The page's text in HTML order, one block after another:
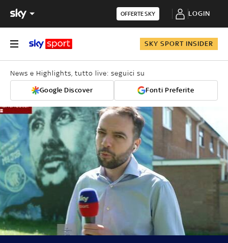
OFFERTE SKY LOGIN
SKY SPORT INSIDER
News e Highlights, tutto live: seguici su
Google Discover Fonti Preferite